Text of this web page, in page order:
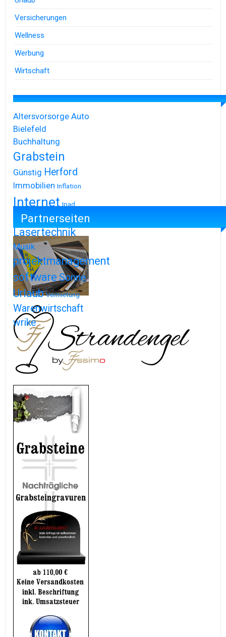
Versicherungen
Wellness
Werbung
Wirtschaft
Altersvorsorge Auto
Bielefeld
Buchhaltung
Grabstein
Günstig Herford
Immobilien Inflation
Internet Ipad
Iphone
Lasertechnik
Musik
projektmanagement
softwareSonne
Urlaub Vermietung
Warenwirtschaft
wrike
Partnerseiten